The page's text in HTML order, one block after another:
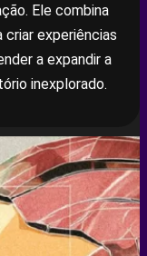
Ele combina
criar experiências
a expandir a
inexplorado.